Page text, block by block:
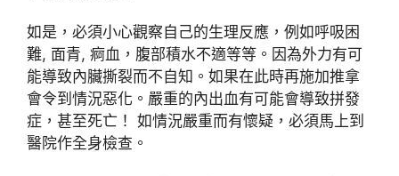
如是，必須小心觀察自己的生理反應，例如呼吸困
難, 面青, 痾血，腹部積水不適等等。因為外力有可
能導致內臟撕裂而不自知。如果在此時再施加推拿
會令到情況惡化。嚴重的內出血有可能會導致拼發
症，甚至死亡！ 如情況嚴重而有懷疑，必須馬上到
醫院作全身檢查。